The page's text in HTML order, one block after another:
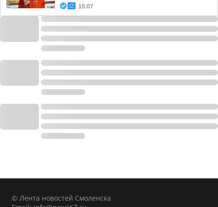
15:07
© Лента новостей Смоленска